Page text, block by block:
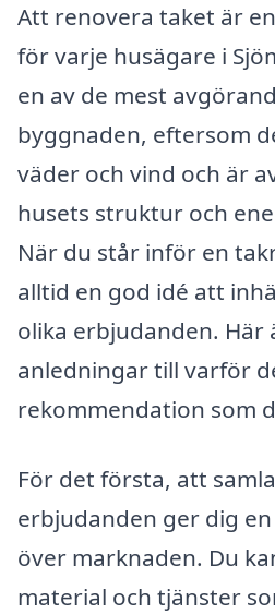
Att renovera taket är
för varje husägare i
en av de mest
byggnaden, eftersom
väder och vind och är
husets struktur och
När du står inför en
alltid en god idé att
olika erbjudanden. Här
anledningar till varför
rekommendation som
För det första, att
erbjudanden ger dig
över marknaden. Du
material och tjänster